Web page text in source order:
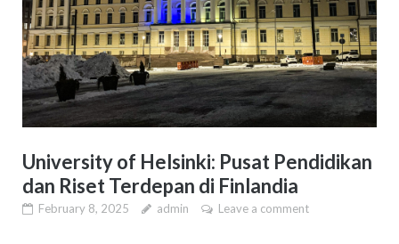
University of Helsinki: Pusat Pendidikan
dan Riset Terdepan di Finlandia
February 8, 2025 admin Leave a comment